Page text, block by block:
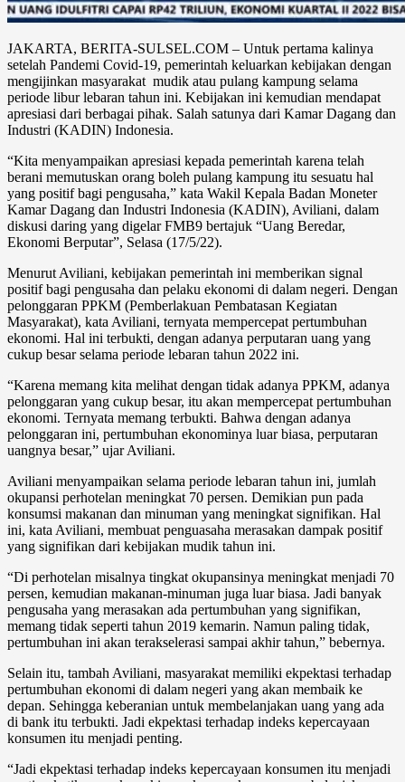
JAKARTA, BERITA-SULSEL.COM – Untuk pertama kalinya
setelah Pandemi Covid-19, pemerintah keluarkan kebijakan dengan
mengijinkan masyarakat mudik atau pulang kampung selama
periode libur lebaran tahun ini. Kebijakan ini kemudian mendapat
apresiasi dari berbagai pihak. Salah satunya dari Kamar Dagang dan
Industri (KADIN) Indonesia.
“Kita menyampaikan apresiasi kepada pemerintah karena telah
berani memutuskan orang boleh pulang kampung itu sesuatu hal
yang positif bagi pengusaha,” kata Wakil Kepala Badan Moneter
Kamar Dagang dan Industri Indonesia (KADIN), Aviliani, dalam
diskusi daring yang digelar FMB9 bertajuk “Uang Beredar,
Ekonomi Berputar”, Selasa (17/5/22).
Menurut Aviliani, kebijakan pemerintah ini memberikan signal
positif bagi pengusaha dan pelaku ekonomi di dalam negeri. Dengan
pelonggaran PPKM (Pemberlakuan Pembatasan Kegiatan
Masyarakat), kata Aviliani, ternyata mempercepat pertumbuhan
ekonomi. Hal ini terbukti, dengan adanya perputaran uang yang
cukup besar selama periode lebaran tahun 2022 ini.
“Karena memang kita melihat dengan tidak adanya PPKM, adanya
pelonggaran yang cukup besar, itu akan mempercepat pertumbuhan
ekonomi. Ternyata memang terbukti. Bahwa dengan adanya
pelonggaran ini, pertumbuhan ekonominya luar biasa, perputaran
uangnya besar,” ujar Aviliani.
Aviliani menyampaikan selama periode lebaran tahun ini, jumlah
okupansi perhotelan meningkat 70 persen. Demikian pun pada
konsumsi makanan dan minuman yang meningkat signifikan. Hal
ini, kata Aviliani, membuat penguasaha merasakan dampak positif
yang signifikan dari kebijakan mudik tahun ini.
“Di perhotelan misalnya tingkat okupansinya meningkat menjadi 70
persen, kemudian makanan-minuman juga luar biasa. Jadi banyak
pengusaha yang merasakan ada pertumbuhan yang signifikan,
memang tidak seperti tahun 2019 kemarin. Namun paling tidak,
pertumbuhan ini akan terakselerasi sampai akhir tahun,” bebernya.
Selain itu, tambah Aviliani, masyarakat memiliki ekpektasi terhadap
pertumbuhan ekonomi di dalam negeri yang akan membaik ke
depan. Sehingga keberanian untuk membelanjakan uang yang ada
di bank itu terbukti. Jadi ekpektasi terhadap indeks kepercayaan
konsumen itu menjadi penting.
“Jadi ekpektasi terhadap indeks kepercayaan konsumen itu menjadi